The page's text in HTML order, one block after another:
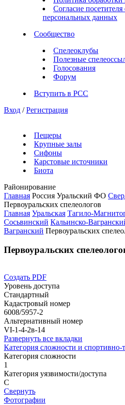
Согласие
персональных данных
Сообщество
Спелеоклубы
Полезные
Голосования
Форум
Вступить в РСС
Вход / Регистрация
Пещеры
Крупные залы
Сифоны
Карстовые источники
Биота
Районирование
Главная Россия Уральский ФО
Первоуральских спелеологов
Главная Уральская Тагило-
Сосьвинский Кальинско-
Вагранский Первоуральских
Первоуральских
Создать PDF
Уровень доступа
Стандартный
Кадастровый номер
6008/5957-2
Альтернативный номер
VI-1-4-2в-14
Развернуть все вкладки
Категория сложности и спортивно-
Категория сложности
1
Категория уязвимости/доступа
C
Свернуть
Фотографии